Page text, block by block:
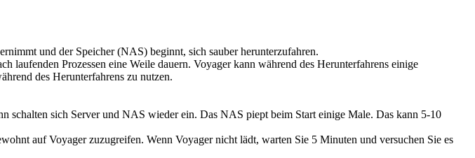
und der Speicher (NAS) beginnt, sich sauber herunterzufahren.
laufenden Prozessen eine Weile dauern. Voyager kann während des Herunterfahrens einige
des Herunterfahrens zu nutzen.
schalten sich Server und NAS wieder ein. Das NAS piept beim Start einige Male. Das kann 5-10
auf Voyager zuzugreifen. Wenn Voyager nicht lädt, warten Sie 5 Minuten und versuchen Sie es